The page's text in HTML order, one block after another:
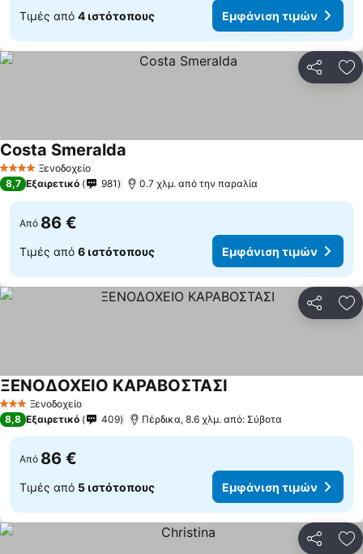
Τιμές από 4 ιστότοπους Εμφάνιση τιμών
4 ΑστέριαΞενοδοχείο
Costa Smeralda
8,7 Εξαιρετικό 981 0.7 χλμ. από την παραλία
Από 86 €
Τιμές από 6 ιστότοπους Εμφάνιση τιμών
3 ΑστέριαΞενοδοχείο
ΞΕΝΟΔΟΧΕΙΟ ΚΑΡΑΒΟΣΤΑΣΙ
8,8 Εξαιρετικό 409 Πέρδικα, 8.6 χλμ. από: Σύβοτα
Από 86 €
Τιμές από 5 ιστότοπους Εμφάνιση τιμών